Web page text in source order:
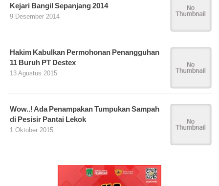
Kejari Bangil Sepanjang 2014
9 Desember 2014
Hakim Kabulkan Permohonan Penangguhan
11 Buruh PT Destex
13 Agustus 2015
Wow..! Ada Penampakan Tumpukan Sampah
di Pesisir Pantai Lekok
1 Oktober 2015